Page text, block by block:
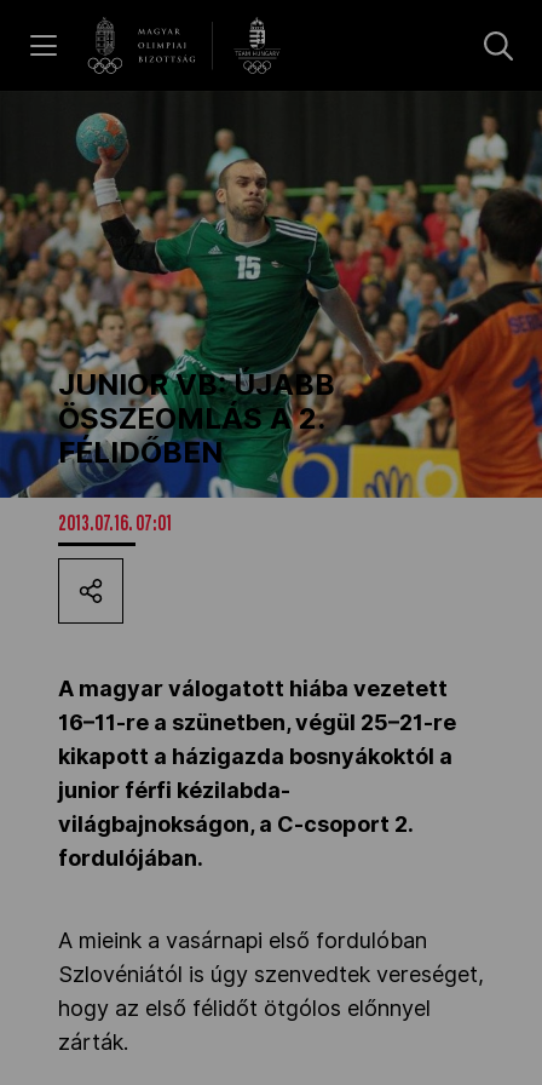
Hírek
Galéria
Dakar 2026
Los Angeles 2028
MOB
Kettőskarrier-program
NOB
Társszervezetek
OVEP
Adatbank
JUNIOR VB: ÚJABB
ÖSSZEOMLÁS A 2.
FÉLIDŐBEN
2013.07.16. 07:01
A magyar válogatott hiába vezetett
16–11-re a szünetben, végül 25–21-re
kikapott a házigazda bosnyákoktól a
junior férfi kézilabda-
világbajnokságon, a C-csoport 2.
fordulójában.
A mieink a vasárnapi első fordulóban
Szlovéniától is úgy szenvedtek vereséget,
hogy az első félidőt ötgólos előnnyel
zárták.